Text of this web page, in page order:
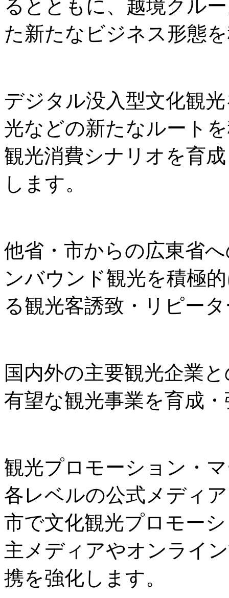
るとともに、越境クル
た新たなビジネス形態
デジタル没入型文化観
光などの新たなルート
観光消費シナリオを育
します。
他省・市からの広東省
ンバウンド観光を積極
る観光客誘致・リピー
国内外の主要観光企業
有望な観光事業を育成
観光プロモーション・
各レベルの公式メディ
市で文化観光プロモー
主メディアやオンライ
携を強化します。